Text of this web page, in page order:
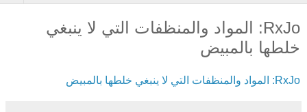
RxJo: المواد والمنظفات التي لا ينبغي
خلطها بالمبيض
RxJo: المواد والمنظفات التي لا ينبغي خلطها بالمبيض